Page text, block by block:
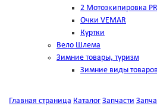
2 Мотоэкипировка
Очки VEMAR
Куртки
Вело Шлема
Зимние товары, туризм
Зимние виды товаров
Главная страница Каталог Запчасти